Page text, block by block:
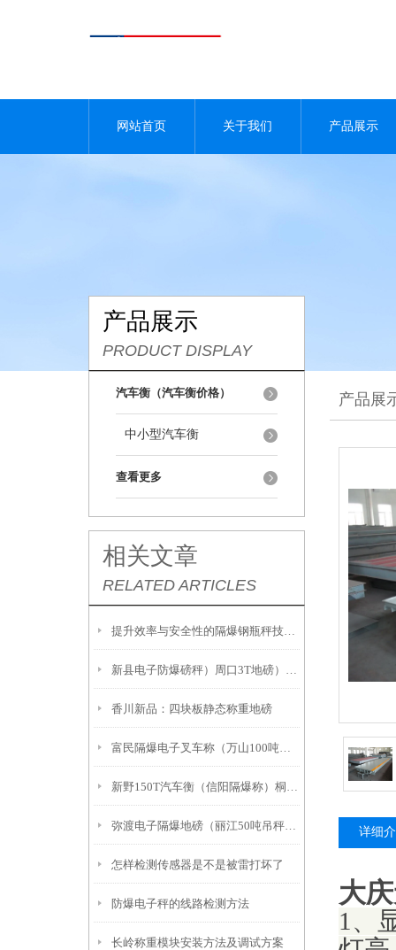
网站首页 关于我们 产品展示
产品展示
PRODUCT DISPLAY
汽车衡（汽车衡价格）
中小型汽车衡
查看更多
相关文章
RELATED ARTICLES
提升效率与安全性的隔爆钢瓶秤技术解析
新县电子防爆磅秤）周口3T地磅）息县隔爆桌秤注意事項:
香川新品：四块板静态称重地磅
富民隔爆电子叉车称（万山100吨吊秤）册亨2吨地磅
新野150T汽车衡（信阳隔爆称）桐柏20吨汽车衡故障维修解决方案：
弥渡电子隔爆地磅（丽江50吨吊秤）福贡10吨汽车衡）红塔挂钩称
怎样检测传感器是不是被雷打坏了
防爆电子秤的线路检测方法
长岭称重模块安装方法及调试方案
产品展
详细
大
1、